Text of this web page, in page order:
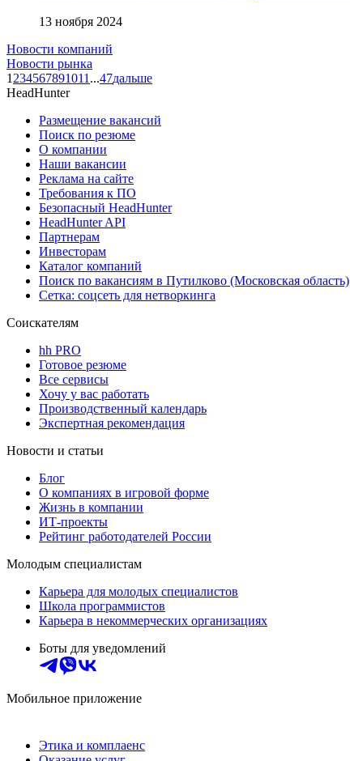
13 ноября 2024
Новости компаний
Новости рынка
1 234567891011 ...47дальше
HeadHunter
Размещение вакансий
Поиск по резюме
О компании
Наши вакансии
Реклама на сайте
Требования к ПО
Безопасный HeadHunter
HeadHunter API
Партнерам
Инвесторам
Каталог компаний
Поиск по вакансиям в Путилково (Московская область)
Сетка: соцсеть для нетворкинга
Соискателям
hh PRO
Готовое резюме
Все сервисы
Хочу у вас работать
Производственный календарь
Экспертная рекомендация
Новости и статьи
Блог
О компаниях в игровой форме
Жизнь в компании
ИТ-проекты
Рейтинг работодателей России
Молодым специалистам
Карьера для молодых специалистов
Школа программистов
Карьера в некоммерческих организациях
Боты для уведомлений
Мобильное приложение
Этика и комплаенс